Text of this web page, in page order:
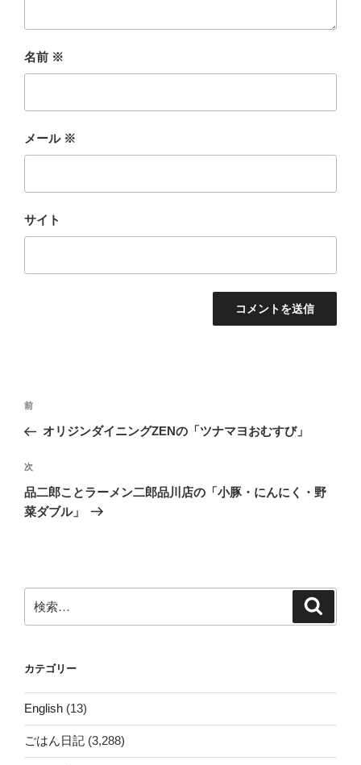
名前 ※
メール ※
サイト
投
ナ
ビ
ゲ
ー
前
の
稿
前
オリジンダイニングZENの「ツナマヨおむすび」
次
の
投
次
品二郎ことラーメン二郎品川店の「小豚・にんにく・野
菜ダブル」
索:
カテゴリー
English (13)
ごはん日記 (3,288)